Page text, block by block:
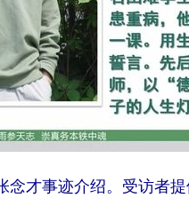
念才事迹介绍。受访者